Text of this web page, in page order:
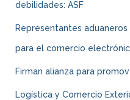
debilidades: ASF
Representantes
para el comercio
Firman alianza para
Logística y Comercio